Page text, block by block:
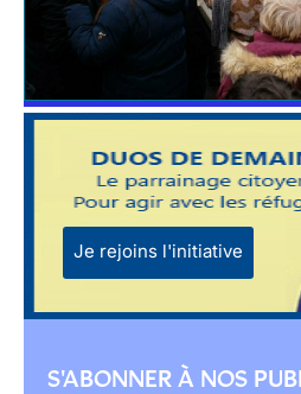
Je rejoins l'initiative
S'ABONNER À NOS